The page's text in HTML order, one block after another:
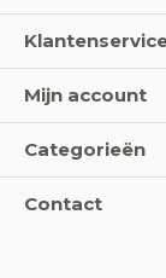
Mijn account
Categorieën
Contact